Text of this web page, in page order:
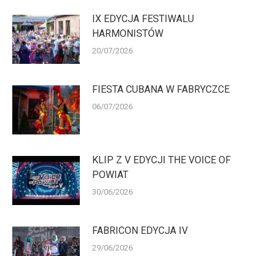
IX EDYCJA FESTIWALU
HARMONISTÓW
20/07/2026
FIESTA CUBANA W FABRYCZCE
06/07/2026
KLIP Z V EDYCJI THE VOICE OF
POWIAT
30/06/2026
FABRICON EDYCJA IV
29/06/2026